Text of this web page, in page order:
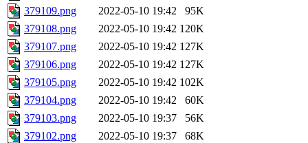
379109.png
2022-05-10 19:42
95K
379108.png
2022-05-10 19:42 120K
379107.png
2022-05-10 19:42 127K
379106.png
2022-05-10 19:42 127K
379105.png
2022-05-10 19:42 102K
379104.png
2022-05-10 19:42
60K
379103.png
2022-05-10 19:37
56K
379102.png
2022-05-10 19:37
68K